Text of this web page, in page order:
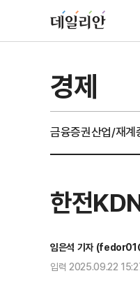
경제
금융증권산업/재계
한전
임은석 기자
입력 2025.09.22